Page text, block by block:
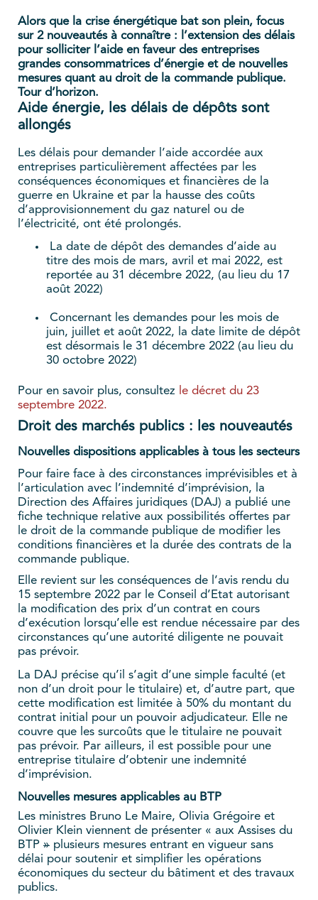
Alors que la crise énergétique bat son plein, focus
sur 2 nouveautés à connaître : l’extension des délais
pour solliciter l’aide en faveur des entreprises
grandes consommatrices d’énergie et de nouvelles
mesures quant au droit de la commande publique.
Tour d’horizon.
Aide énergie, les délais de dépôts sont
allongés
Les délais pour demander l’aide accordée aux
entreprises particulièrement affectées par les
conséquences économiques et financières de la
guerre en Ukraine et par la hausse des coûts
d’approvisionnement du gaz naturel ou de
l’électricité, ont été prolongés.
La date de dépôt des demandes d’aide au
titre des mois de mars, avril et mai 2022, est
reportée au 31 décembre 2022, (au lieu du 17
août 2022)
Concernant les demandes pour les mois de
juin, juillet et août 2022, la date limite de dépôt
est désormais le 31 décembre 2022 (au lieu du
30 octobre 2022)
Pour en savoir plus, consultez le décret du 23
septembre 2022.
Droit des marchés publics : les nouveautés
Nouvelles dispositions applicables à tous les secteurs
Pour faire face à des circonstances imprévisibles et à
l’articulation avec l’indemnité d’imprévision, la
Direction des Affaires juridiques (DAJ) a publié une
fiche technique relative aux possibilités offertes par
le droit de la commande publique de modifier les
conditions financières et la durée des contrats de la
commande publique.
Elle revient sur les conséquences de l’avis rendu du
15 septembre 2022 par le Conseil d’Etat autorisant
la modification des prix d’un contrat en cours
d’exécution lorsqu’elle est rendue nécessaire par des
circonstances qu’une autorité diligente ne pouvait
pas prévoir.
La DAJ précise qu’il s’agit d’une simple faculté (et
non d’un droit pour le titulaire) et, d’autre part, que
cette modification est limitée à 50% du montant du
contrat initial pour un pouvoir adjudicateur. Elle ne
couvre que les surcoûts que le titulaire ne pouvait
pas prévoir. Par ailleurs, il est possible pour une
entreprise titulaire d’obtenir une indemnité
d’imprévision.
Nouvelles mesures applicables au BTP
Les ministres Bruno Le Maire, Olivia Grégoire et
Olivier Klein viennent de présenter « aux Assises du
BTP » plusieurs mesures entrant en vigueur sans
délai pour soutenir et simplifier les opérations
économiques du secteur du bâtiment et des travaux
publics.